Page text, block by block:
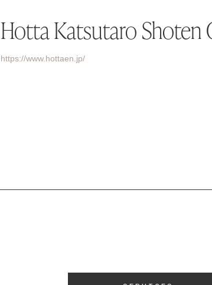
Hotta Katsutaro Shoten
https://www.hottaen.jp/